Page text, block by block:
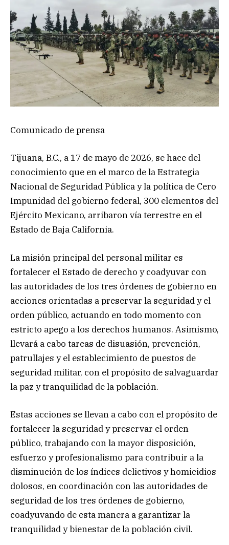
Comunicado de prensa
Tijuana, B.C., a 17 de mayo de 2026, se hace del
conocimiento que en el marco de la Estrategia
Nacional de Seguridad Pública y la política de Cero
Impunidad del gobierno federal, 300 elementos del
Ejército Mexicano, arribaron vía terrestre en el
Estado de Baja California.
La misión principal del personal militar es
fortalecer el Estado de derecho y coadyuvar con
las autoridades de los tres órdenes de gobierno en
acciones orientadas a preservar la seguridad y el
orden público, actuando en todo momento con
estricto apego a los derechos humanos. Asimismo,
llevará a cabo tareas de disuasión, prevención,
patrullajes y el establecimiento de puestos de
seguridad militar, con el propósito de salvaguardar
la paz y tranquilidad de la población.
Estas acciones se llevan a cabo con el propósito de
fortalecer la seguridad y preservar el orden
público, trabajando con la mayor disposición,
esfuerzo y profesionalismo para contribuir a la
disminución de los índices delictivos y homicidios
dolosos, en coordinación con las autoridades de
seguridad de los tres órdenes de gobierno,
coadyuvando de esta manera a garantizar la
tranquilidad y bienestar de la población civil.